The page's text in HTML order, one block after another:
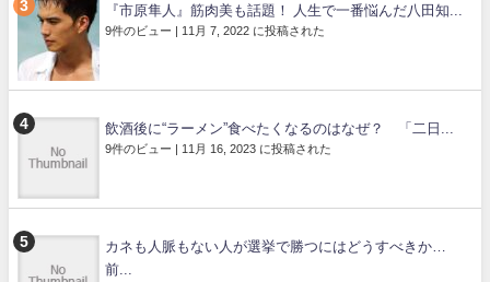
『市原隼人』筋肉美も話題！ 人生で一番悩んだ八田知...
9件のビュー 11月 7, 2022 に投稿された
飲酒後に“ラーメン”食べたくなるのはなぜ？ 「二日...
9件のビュー 11月 16, 2023 に投稿された
カネも人脈もない人が選挙で勝つにはどうすべきか…
前...